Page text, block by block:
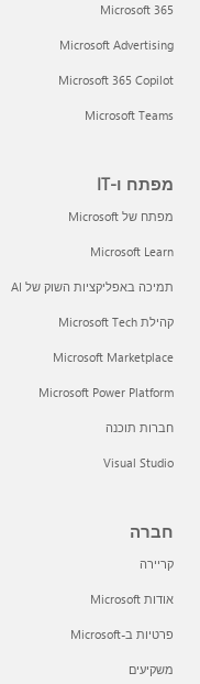
Microsoft 365
Microsoft Advertising
Microsoft 365 Copilot
Microsoft Teams
מפתח ו-IT
מפתח של Microsoft
Microsoft Learn
תמיכה באפליקציות השוק של AI
קהילת Microsoft Tech
Microsoft Marketplace
Microsoft Power Platform
חברות תוכנה
Visual Studio
חברה
קריירה
אודות Microsoft
פרטיות ב-Microsoft
משקיעים